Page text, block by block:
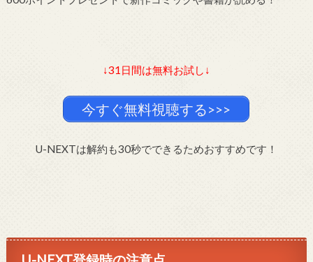
↓31日間は無料お試し↓
今すぐ無料視聴する>>>
U-NEXTは解約も30秒でできるためおすすめです！